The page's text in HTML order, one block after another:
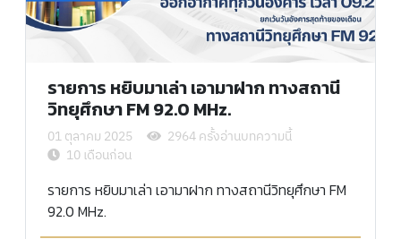
รายการ หยิบมาเล่า เอามาฝาก ทางสถานี
วิทยุศึกษา FM 92.0 MHz.
01 ตุลาคม 2025
2964 ครั้งอ่านบทความนี้
10 เดือนก่อน
รายการ หยิบมาเล่า เอามาฝาก ทางสถานีวิทยุศึกษา FM
92.0 MHz.